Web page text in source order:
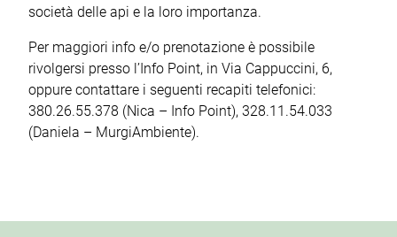
società delle api e la loro importanza.
Per maggiori info e/o prenotazione è possibile
rivolgersi presso l’Info Point, in Via Cappuccini, 6,
oppure contattare i seguenti recapiti telefonici:
380.26.55.378 (Nica – Info Point), 328.11.54.033
(Daniela – MurgiAmbiente).